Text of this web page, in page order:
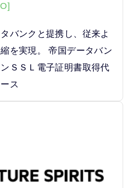
バンクと提携し、従来よ
を実現。 帝国データバン
ＳＳＬ電子証明書取得代
ス